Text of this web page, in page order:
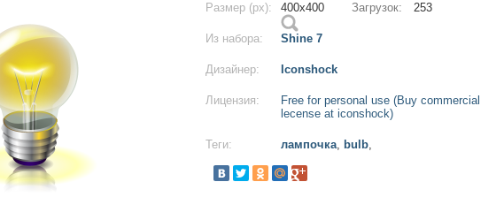
Размер (px): 400x400 Загрузок: 253
Из набора: Shine 7
Дизайнер: Iconshock
Лицензия:
Free for personal use (Buy commercial
lecense at iconshock)
Теги: лампочка, bulb,